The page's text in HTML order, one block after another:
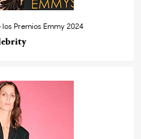
Premios Emmy 2024